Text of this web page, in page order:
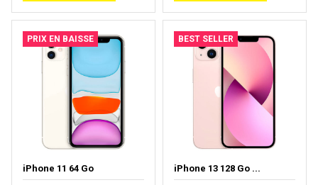
PRIX EN BAISSE
iPhone 11 64 Go
BEST SELLER
iPhone 13 128 Go ...